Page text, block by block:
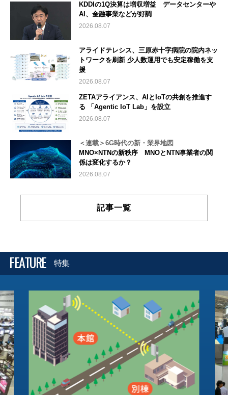
KDDIの1Q決算は増収増益 データセンターや
AI、金融事業などが好調
2026.08.07
アライドテレシス、三原赤十字病院の院内ネッ
トワークを刷新 少人数運用でも安定稼働を支
援
2026.08.07
ZETAアライアンス、AIとIoTの共創を推進す
る 「Agentic IoT Lab」を設立
2026.08.07
＜連載＞6G時代の新・業界地図
MNO×NTNの新秩序 MNOとNTN事業者の関
係は変化するか？
2026.08.07
記事一覧
FEATURE 特集